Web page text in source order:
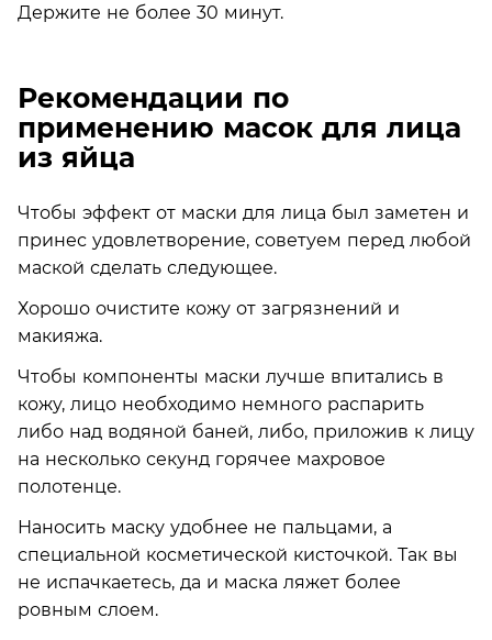
Держите не более 30 минут.
Рекомендации по
применению масок для лица
из яйца
Чтобы эффект от маски для лица был заметен и
принес удовлетворение, советуем перед любой
маской сделать следующее.
Хорошо очистите кожу от загрязнений и
макияжа.
Чтобы компоненты маски лучше впитались в
кожу, лицо необходимо немного распарить
либо над водяной баней, либо, приложив к лицу
на несколько секунд горячее махровое
полотенце.
Наносить маску удобнее не пальцами, а
специальной косметической кисточкой. Так вы
не испачкаетесь, да и маска ляжет более
ровным слоем.